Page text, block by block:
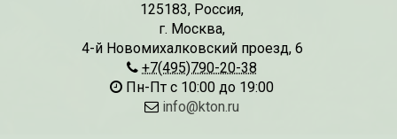
125183, Россия,
г. Москва,
4-й Новомихалковский проезд, 6
+7(495)790-20-38
Пн-Пт с 10:00 до 19:00
info@kton.ru